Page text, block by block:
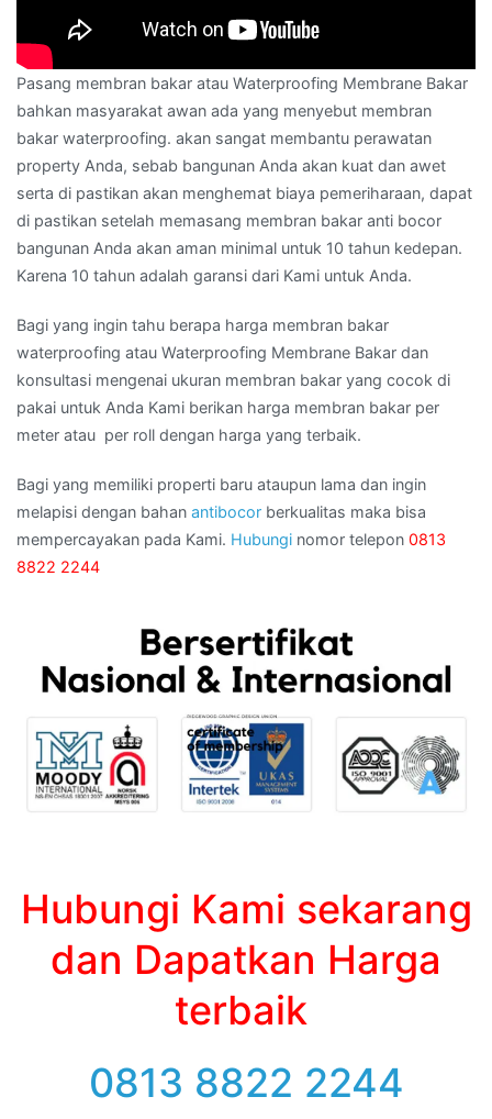
Pasang membran bakar atau Waterproofing Membrane Bakar
bahkan masyarakat awan ada yang menyebut membran
bakar waterproofing. akan sangat membantu perawatan
property Anda, sebab bangunan Anda akan kuat dan awet
serta di pastikan akan menghemat biaya pemeriharaan, dapat
di pastikan setelah memasang membran bakar anti bocor
bangunan Anda akan aman minimal untuk 10 tahun kedepan.
Karena 10 tahun adalah garansi dari Kami untuk Anda.
Bagi yang ingin tahu berapa harga membran bakar
waterproofing atau Waterproofing Membrane Bakar dan
konsultasi mengenai ukuran membran bakar yang cocok di
pakai untuk Anda Kami berikan harga membran bakar per
meter atau per roll dengan harga yang terbaik.
Bagi yang memiliki properti baru ataupun lama dan ingin
melapisi dengan bahan antibocor berkualitas maka bisa
mempercayakan pada Kami. Hubungi nomor telepon 0813
8822 2244
Hubungi Kami sekarang
dan Dapatkan Harga
terbaik
0813 8822 2244